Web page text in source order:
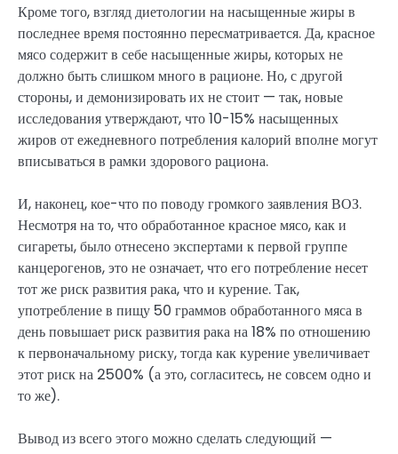
Кроме того, взгляд диетологии на насыщенные жиры в
последнее время постоянно пересматривается. Да, красное
мясо содержит в себе насыщенные жиры, которых не
должно быть слишком много в рационе. Но, с другой
стороны, и демонизировать их не стоит — так, новые
исследования утверждают, что 10-15% насыщенных
жиров от ежедневного потребления калорий вполне могут
вписываться в рамки здорового рациона.
И, наконец, кое-что по поводу громкого заявления ВОЗ.
Несмотря на то, что обработанное красное мясо, как и
сигареты, было отнесено экспертами к первой группе
канцерогенов, это не означает, что его потребление несет
тот же риск развития рака, что и курение. Так,
употребление в пищу 50 граммов обработанного мяса в
день повышает риск развития рака на 18% по отношению
к первоначальному риску, тогда как курение увеличивает
этот риск на 2500% (а это, согласитесь, не совсем одно и
то же).
Вывод из всего этого можно сделать следующий —